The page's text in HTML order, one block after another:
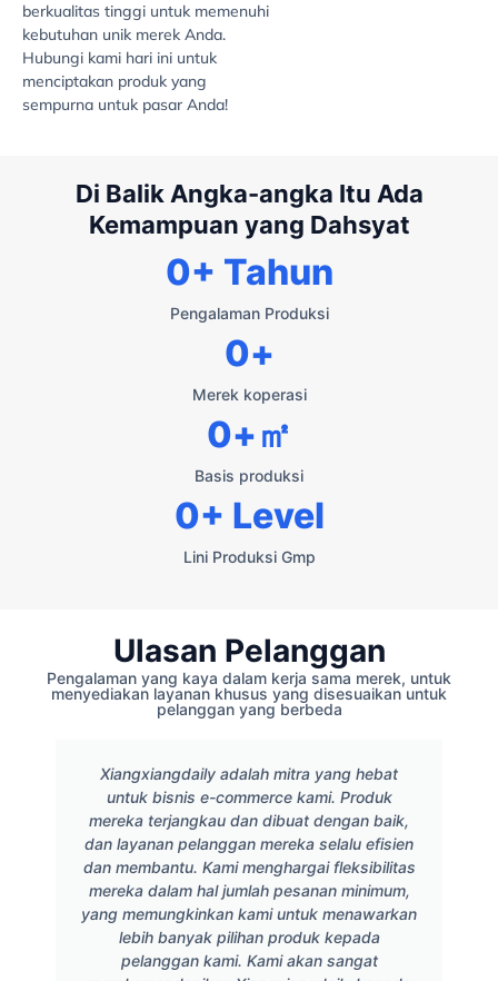
berkualitas tinggi untuk memenuhi
kebutuhan unik merek Anda.
Hubungi kami hari ini untuk
menciptakan produk yang
sempurna untuk pasar Anda!
Di Balik Angka-angka Itu Ada
Kemampuan yang Dahsyat
Pengalaman Produksi
0+ Tahun
Merek koperasi
0+
Basis produksi
0+㎡
Lini Produksi Gmp
0+ Level
Ulasan Pelanggan
Pengalaman yang kaya dalam kerja sama merek, untuk
menyediakan layanan khusus yang disesuaikan untuk
pelanggan yang berbeda
Xiangxiangdaily adalah mitra yang hebat
untuk bisnis e-commerce kami. Produk
mereka terjangkau dan dibuat dengan baik,
dan layanan pelanggan mereka selalu efisien
dan membantu. Kami menghargai fleksibilitas
mereka dalam hal jumlah pesanan minimum,
yang memungkinkan kami untuk menawarkan
lebih banyak pilihan produk kepada
pelanggan kami. Kami akan sangat